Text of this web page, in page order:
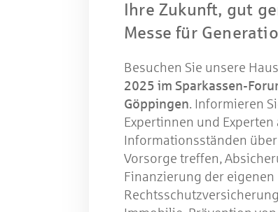
Ihre Zukunft, gut
Messe für
Besuchen Sie unsere
2025 im Sparkassen-
Göppingen. Informieren
Expertinnen und Experten
Informationsständen über
Vorsorge treffen,
Finanzierung der eigenen